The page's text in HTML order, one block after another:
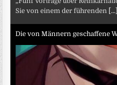
Sie von einem der führenden
[...]
Die von Männern geschaffene